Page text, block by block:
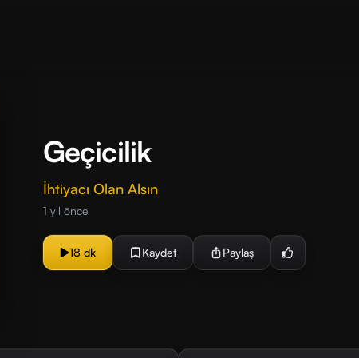
Geçicilik
İhtiyacı Olan Alsın
1 yıl önce
18 dk Kaydet Paylaş